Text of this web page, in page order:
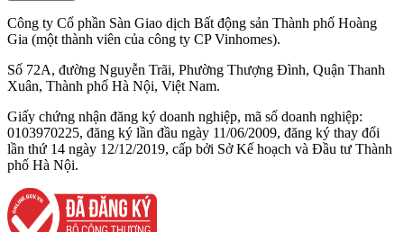
Công ty Cổ phần Sàn Giao dịch Bất động sản Thành phố Hoàng
Gia (một thành viên của công ty CP Vinhomes).
Số 72A, đường Nguyễn Trãi, Phường Thượng Đình, Quận Thanh
Xuân, Thành phố Hà Nội, Việt Nam.
Giấy chứng nhận đăng ký doanh nghiệp, mã số doanh nghiệp:
0103970225, đăng ký lần đầu ngày 11/06/2009, đăng ký thay đổi
lần thứ 14 ngày 12/12/2019, cấp bởi Sở Kế hoạch và Đầu tư Thành
phố Hà Nội.